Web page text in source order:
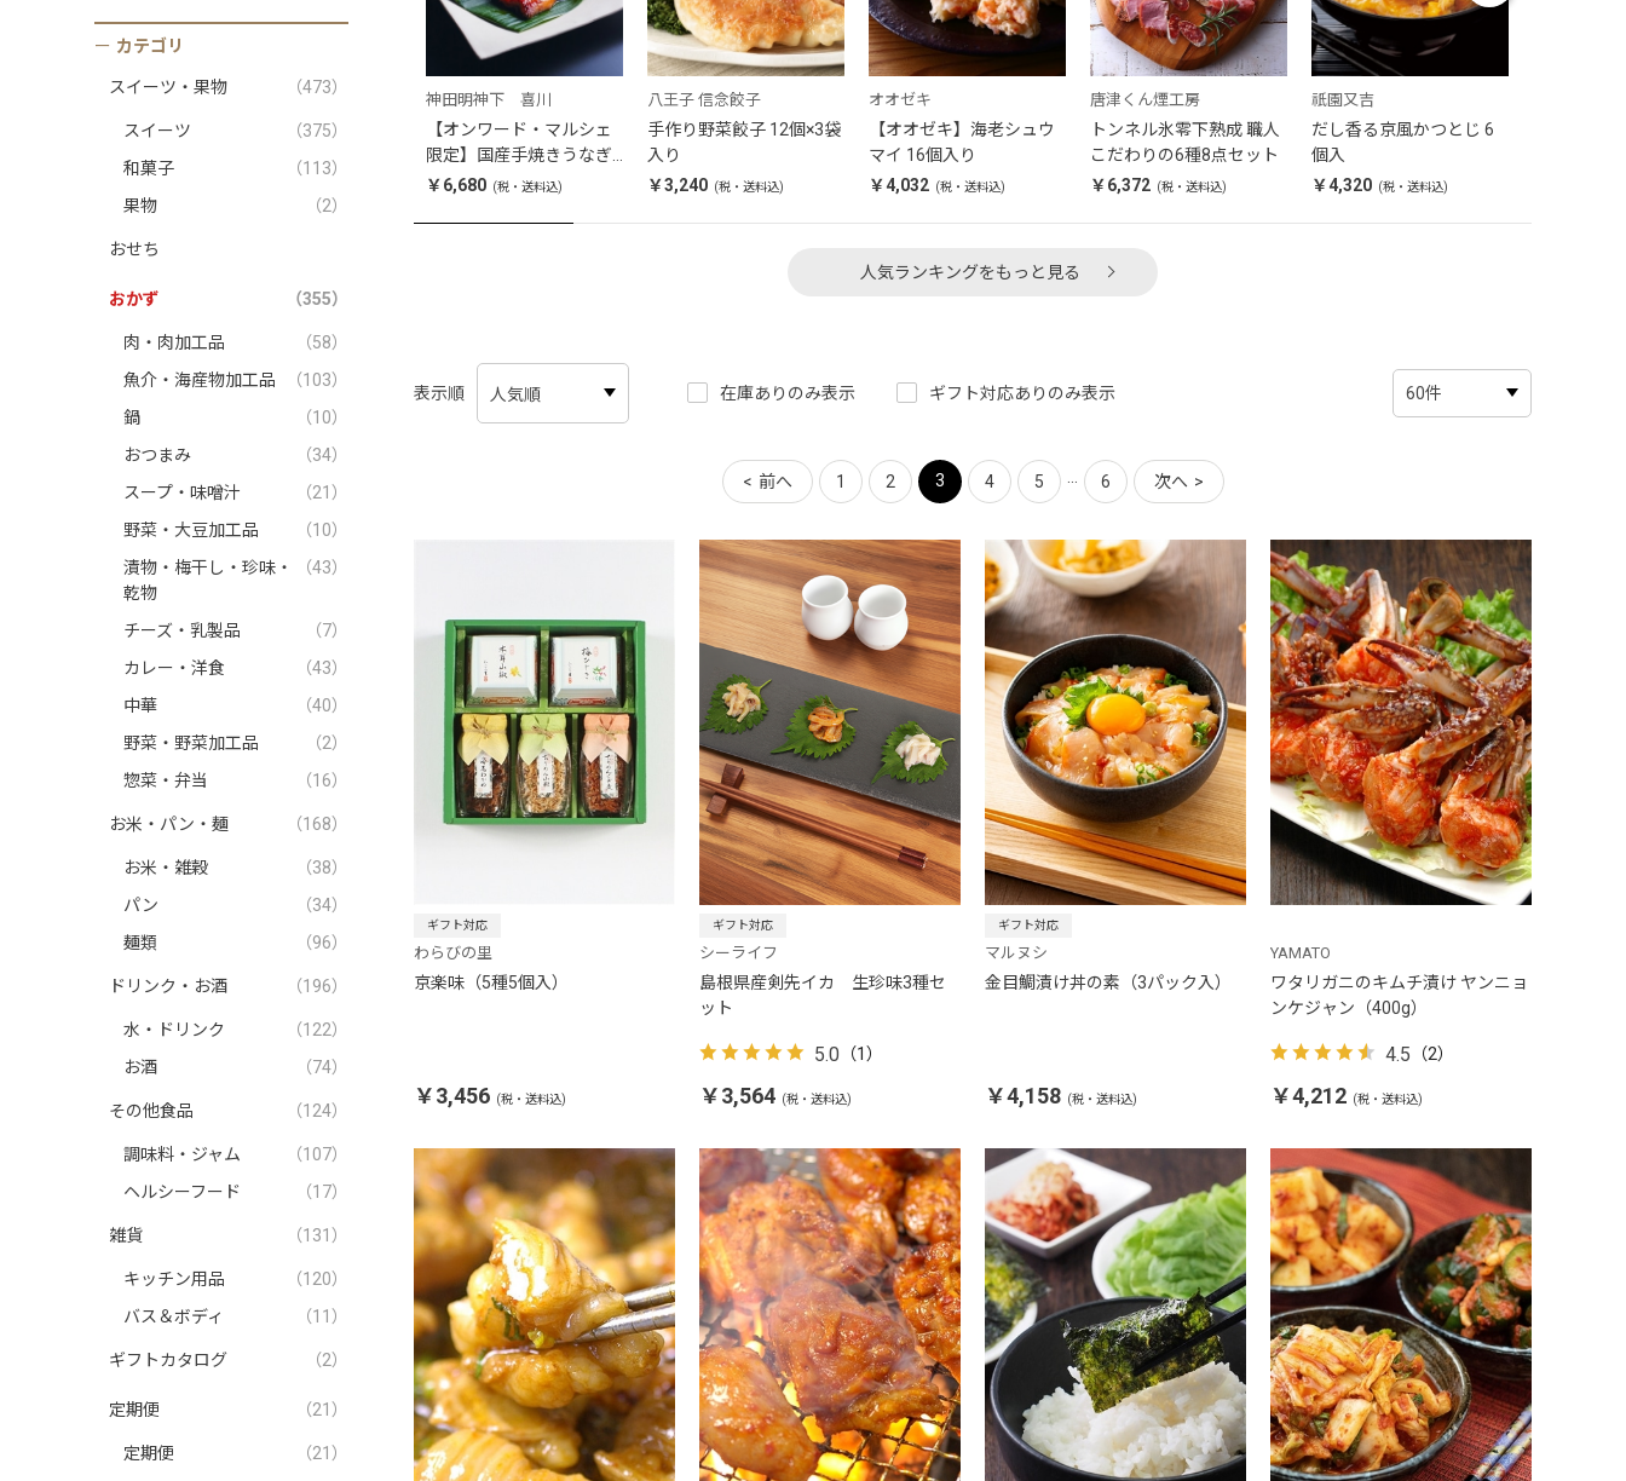
神田明神下 喜川
【オンワード・マルシェ
限定】国産手焼きうなぎ
蒲焼 お徳用セット 2パッ
￥6,680 (税・送料込)
八王子 信念餃子
手作り野菜餃子 12個×3袋
入り
￥3,240 (税・送料込)
オオゼキ
【オオゼキ】海老シュウ
マイ 16個入り
￥4,032 (税・送料込)
唐津くん煙工房
トンネル氷零下熟成 職人
こだわりの6種8点セット
￥6,372 (税・送料込)
祇園又吉
だし香る京風かつとじ 6
個入
￥4,320 (税・送料込)
人気ランキングをもっと見る
表示順 在庫ありのみ表示 ギフト対応ありのみ表示
前へ 1 2 3 4 5 6 次へ
ギフト対応
わらびの里
京楽味（5種5個入）
￥3,456 (税・送料込)
ギフト対応
シーライフ
島根県産剣先イカ 生珍味3種セ
ット
5.0 （1）
￥3,564 (税・送料込)
ギフト対応
マルヌシ
金目鯛漬け丼の素（3パック入）
￥4,158 (税・送料込)
YAMATO
ワタリガニのキムチ漬け ヤンニョ
ンケジャン（400g）
4.5 （2）
￥4,212 (税・送料込)
カテゴリ
スイーツ・果物 （473）
スイーツ
（375）
和菓子
（113）
果物
（2）
おせち
おかず （355）
肉・肉加工品
（58）
魚介・海産物加工品
（103）
鍋
（10）
おつまみ
（34）
スープ・味噌汁
（21）
野菜・大豆加工品
（10）
漬物・梅干し・珍味・
乾物
（43）
チーズ・乳製品
（7）
カレー・洋食
（43）
中華
（40）
野菜・野菜加工品
（2）
惣菜・弁当
（16）
お米・パン・麺 （168）
お米・雑穀
（38）
パン
（34）
麺類
（96）
ドリンク・お酒 （196）
水・ドリンク
（122）
お酒
（74）
その他食品 （124）
調味料・ジャム
（107）
ヘルシーフード
（17）
雑貨 （131）
キッチン用品
（120）
バス＆ボディ
（11）
ギフトカタログ （2）
定期便 （21）
定期便 （21）